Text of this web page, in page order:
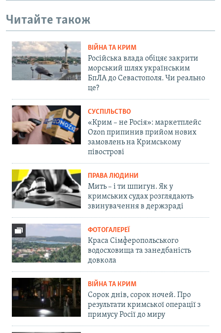
Читайте також
ВІЙНА ТА КРИМ
Російська влада обіцяє закрити
морський шлях українським
БпЛА до Севастополя. Чи реально
це?
СУСПІЛЬСТВО
«Крим – не Росія»: маркетплейс
Ozon припинив прийом нових
замовлень на Кримському
півострові
ПРАВА ЛЮДИНИ
Мить – і ти шпигун. Як у
кримських судах розглядають
звинувачення в держзраді
ФОТОГАЛЕРЕЇ
Краса Сімферопольського
водосховища та занедбаність
довкола
ВІЙНА ТА КРИМ
Сорок днів, сорок ночей. Про
результати кримської операції з
примусу Росії до миру